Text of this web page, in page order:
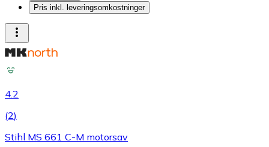
Pris inkl. leveringsomkostninger
4.2
(2)
Stihl MS 661 C-M motorsav